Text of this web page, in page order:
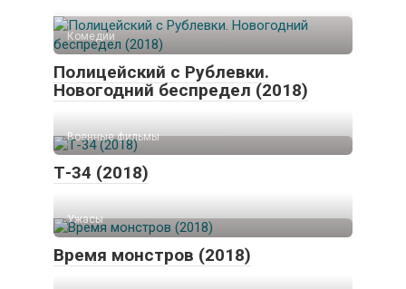
Комедии
Полицейский с Рублевки.
Новогодний беспредел (2018)
Военные фильмы
Т-34 (2018)
Ужасы
Время монстров (2018)